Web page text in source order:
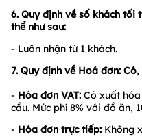
6. Quy định về số khách tối
thể như sau:
- Luôn nhận từ 1 khách.
7. Quy định về Hoá đơn: Có,
- Hóa đơn VAT: Có xuất hóa
cầu. Mức phí 8% với đồ ăn,
- Hóa đơn trực tiếp: Không